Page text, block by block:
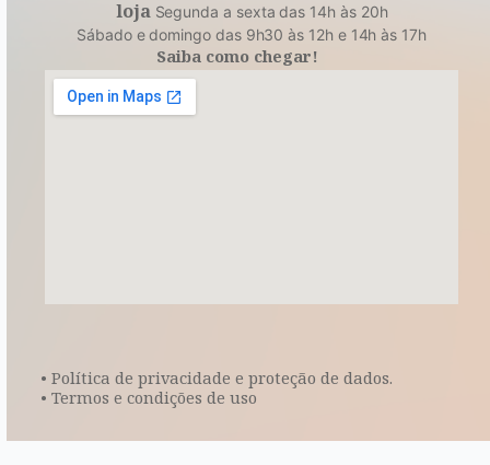
loja Segunda a sexta das 14h às 20h
Sábado e domingo das 9h30 às 12h e 14h às 17h
Saiba como chegar!
• Política de privacidade e proteção de dados.
• Termos e condições de uso